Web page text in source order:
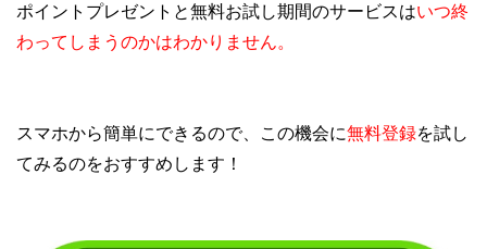
ポイントプレゼントと無料お試し期間のサービスはいつ終
わってしまうのかはわかりません。
スマホから簡単にできるので、この機会に無料登録を試し
てみるのをおすすめします！